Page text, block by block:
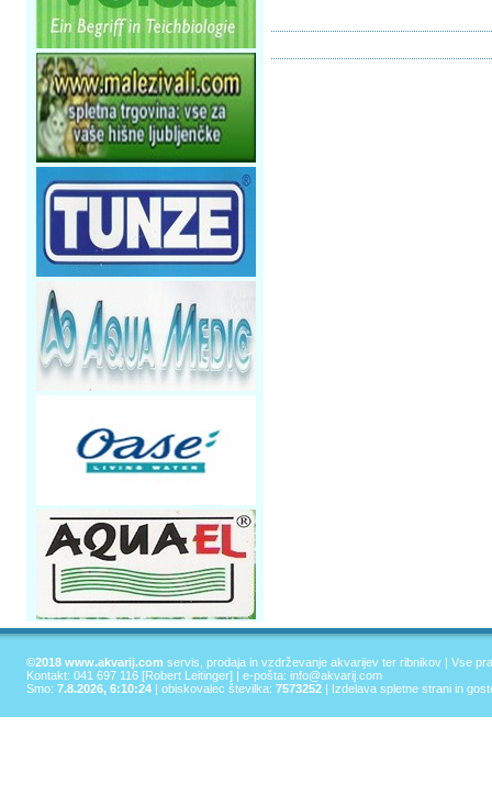
©2018 www.akvarij.com servis, prodaja in vzdrževanje akvarijev ter ribnikov | Vse
Kontakt: 041 697 116 [Robert Leitinger] | e-pošta: info@akvarij.com
Smo: 7.8.2026, 6:10:24 | obiskovalec številka: 7573252 | Izdelava spletne strani in